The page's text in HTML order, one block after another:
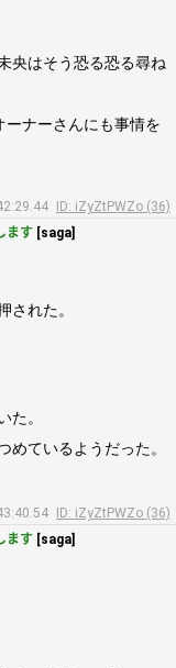
央はそう恐る恐る尋ね
ーナーさんにも事情を
ID: iZyZtPWZo (36)
ます [saga]
された。
た。
めているようだった。
ID: iZyZtPWZo (36)
ます [saga]